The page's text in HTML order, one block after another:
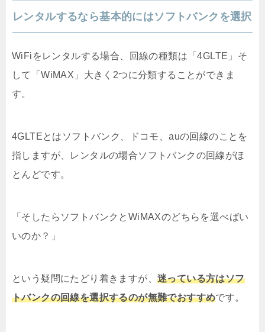
レンタルするなら基本的にはソフトバンクを選択
WiFiをレンタルする場合、回線の種類は「4GLTE」そ
して「WiMAX」大きく2つに分類することができま
す。
4GLTEとはソフトバンク、ドコモ、auの回線のことを
指しますが、レンタルの場合ソフトバンクの回線がほ
とんどです。
「そしたらソフトバンクとWiMAXのどちらを選べばい
いのか？」
という疑問にたどり着きますが、 迷っている方はソフ
トバンクの回線を選択するのが無難でおすすめです。